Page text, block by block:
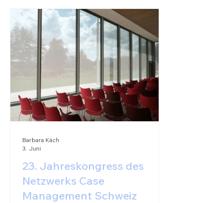
23. Jahreskongress des
Netzwerks Case
Management Schweiz
Barbara Käch
3. Juni